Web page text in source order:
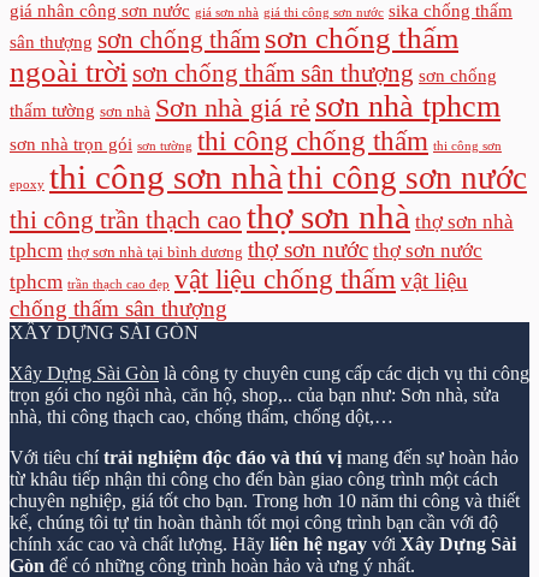
giá nhân công sơn nước giá sơn nhà giá thi công sơn nước sika chống thấm
sân thượng sơn chống thấm sơn chống thấm
ngoài trời sơn chống thấm sân thượng sơn chống
thấm tường sơn nhà Sơn nhà giá rẻ sơn nhà tphcm
sơn nhà trọn gói sơn tường thi công chống thấm thi công sơn
epoxy thi công sơn nhà thi công sơn nước
thi công trần thạch cao thợ sơn nhà thợ sơn nhà
tphcm thợ sơn nhà tại bình dương thợ sơn nước thợ sơn nước
tphcm trần thạch cao đẹp vật liệu chống thấm vật liệu
chống thấm sân thượng
XÂY DỰNG SÀI GÒN
Xây Dựng Sài Gòn là công ty chuyên cung cấp các dịch vụ thi công
trọn gói cho ngôi nhà, căn hộ, shop,.. của bạn như: Sơn nhà, sửa
nhà, thi công thạch cao, chống thấm, chống dột,…
Với tiêu chítrải nghiệm độc đáo và thú vị mang đến sự hoàn hảo
từ khâu tiếp nhận thi công cho đến bàn giao công trình một cách
chuyên nghiệp, giá tốt cho bạn. Trong hơn 10 năm thi công và thiết
kế, chúng tôi tự tin hoàn thành tốt mọi công trình bạn cần với độ
chính xác cao và chất lượng. Hãy liên hệ ngay với Xây Dựng Sài
Gòn để có những công trình hoàn hảo và ưng ý nhất.